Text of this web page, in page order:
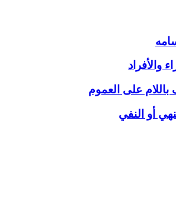
والأفراد
باللام على‏ العموم
أو النفي